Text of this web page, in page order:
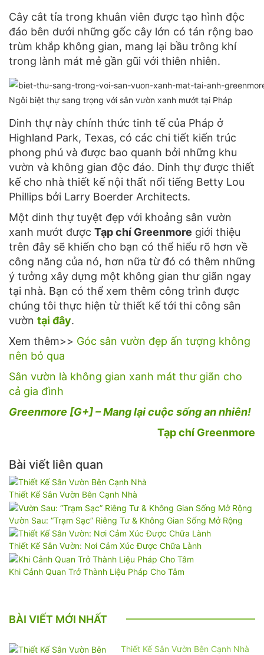
Cây cắt tỉa trong khuân viên được tạo hình độc
đáo bên dưới những gốc cây lớn có tán rộng bao
trùm khắp không gian, mang lại bầu trông khí
trong lành mát mẻ gần gũi với thiên nhiên.
Ngôi biệt thự sang trọng với sân vườn xanh mướt tại Pháp
Dinh thự này chính thức tinh tế của Pháp ở
Highland Park, Texas, có các chi tiết kiến ​​trúc
phong phú và được bao quanh bởi những khu
vườn và không gian độc đáo. Dinh thự được thiết
kế cho nhà thiết kế nội thất nổi tiếng Betty Lou
Phillips bởi Larry Boerder Architects.
Một dinh thự tuyệt đẹp với khoảng sân vườn
xanh mướt được Tạp chí Greenmore giới thiệu
trên đây sẽ khiến cho bạn có thể hiểu rõ hơn về
công năng của nó, hơn nữa từ đó có thêm những
ý tưởng xây dựng một không gian thư giãn ngay
tại nhà. Bạn có thể xem thêm công trình được
chúng tôi thực hiện từ thiết kế tới thi công sân
vườn tại đây.
Xem thêm>> Góc sân vườn đẹp ấn tượng không
nên bỏ qua
Sân vườn là không gian xanh mát thư giãn cho
cả gia đình
Greenmore [G+] – Mang lại cuộc sống an nhiên!
Tạp chí Greenmore
Bài viết liên quan
Thiết Kế Sân Vườn Bên Cạnh Nhà
Vườn Sau: “Trạm Sạc” Riêng Tư & Không Gian Sống Mở Rộng
Thiết Kế Sân Vườn: Nơi Cảm Xúc Được Chữa Lành
Khi Cảnh Quan Trở Thành Liệu Pháp Cho Tâm
BÀI VIẾT MỚI NHẤT
Thiết Kế Sân Vườn Bên Cạnh Nhà